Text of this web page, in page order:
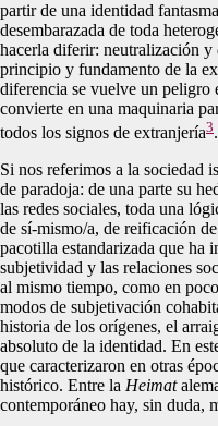
partir de una identidad
desembarazada de toda
hacerla diferir: neutralización
principio y fundamento de la
diferencia se vuelve un peligro
convierte en una maquinaria
todos los signos de extranjería3.
Si nos referimos a la sociedad
de paradoja: de una parte su
las redes sociales, toda una
de sí-mismo/a, de reificación
pacotilla estandarizada que ha
subjetividad y las relaciones
al mismo tiempo, como en
modos de subjetivación
historia de los orígenes, el
absoluto de la identidad. En
que caracterizaron en otras
histórico. Entre la Heimat
contemporáneo hay, sin duda,